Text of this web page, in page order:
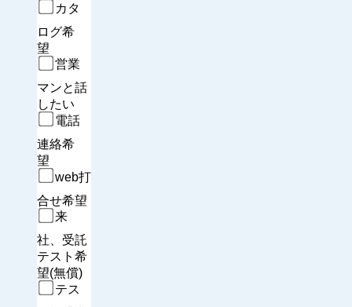
カタ
ログ希
望
営業
マンと話
したい
電話
連絡希
望
web打
合せ希望
来
社、受託
テスト希
望(無償)
テス